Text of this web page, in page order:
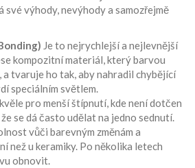
své výhody, nevýhody a samozřejmě
Je to nejrychlejší a nejlevnější
kompozitní materiál, který barvou
a tvaruje ho tak, aby nahradil chybějící
speciálním světlem.
pro menší štípnutí, kde není dotčen
se dá často udělat na jedno sednutí.
vůči barevným změnám a
než u keramiky. Po několika letech
obnovit.